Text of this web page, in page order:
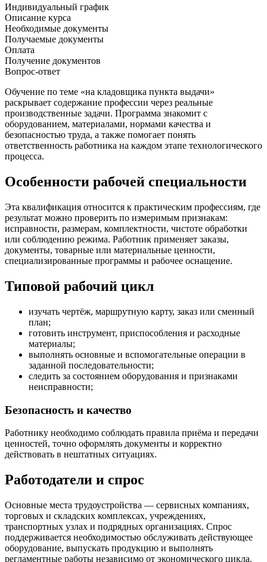
Индивидуальный график
Описание курса
Необходимые документы
Получаемые документы
Оплата
Получение документов
Вопрос-ответ
Обучение по теме «на кладовщика пункта выдачи»
раскрывает содержание профессии через реальные
производственные задачи. Программа знакомит с
оборудованием, материалами, нормами качества и
безопасностью труда, а также помогает понять
ответственность работника на каждом этапе технологического
процесса.
Особенности рабочей специальности
Эта квалификация относится к практическим профессиям, где
результат можно проверить по измеримым признакам:
исправности, размерам, комплектности, чистоте обработки
или соблюдению режима. Работник применяет заказы,
документы, товарные или материальные ценности,
специализированные программы и рабочее оснащение.
Типовой рабочий цикл
изучать чертёж, маршрутную карту, заказ или сменный
план;
готовить инструмент, приспособления и расходные
материалы;
выполнять основные и вспомогательные операции в
заданной последовательности;
следить за состоянием оборудования и признаками
неисправности;
Безопасность и качество
Работнику необходимо соблюдать правила приёма и передачи
ценностей, точно оформлять документы и корректно
действовать в нештатных ситуациях.
Работодатели и спрос
Основные места трудоустройства — сервисных компаниях,
торговых и складских комплексах, учреждениях,
транспортных узлах и подрядных организациях. Спрос
поддерживается необходимостью обслуживать действующее
оборудование, выпускать продукцию и выполнять
регламентные работы независимо от экономического цикла.